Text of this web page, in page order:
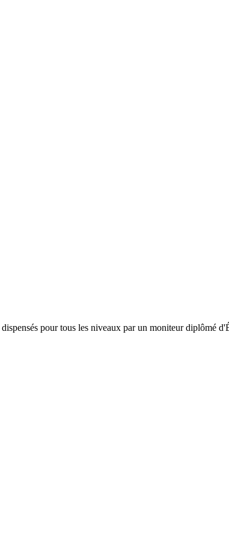
pour tous les niveaux par un moniteur diplômé